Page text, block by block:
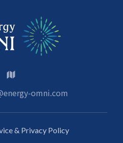
omni.com
& Privacy Policy